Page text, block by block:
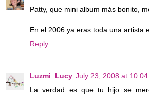
Patty, que mini album más bonito,
En el 2006 ya eras toda una artista
Reply
Luzmi_Lucy July 23, 2008 at 10:04
La verdad es que tu hijo se